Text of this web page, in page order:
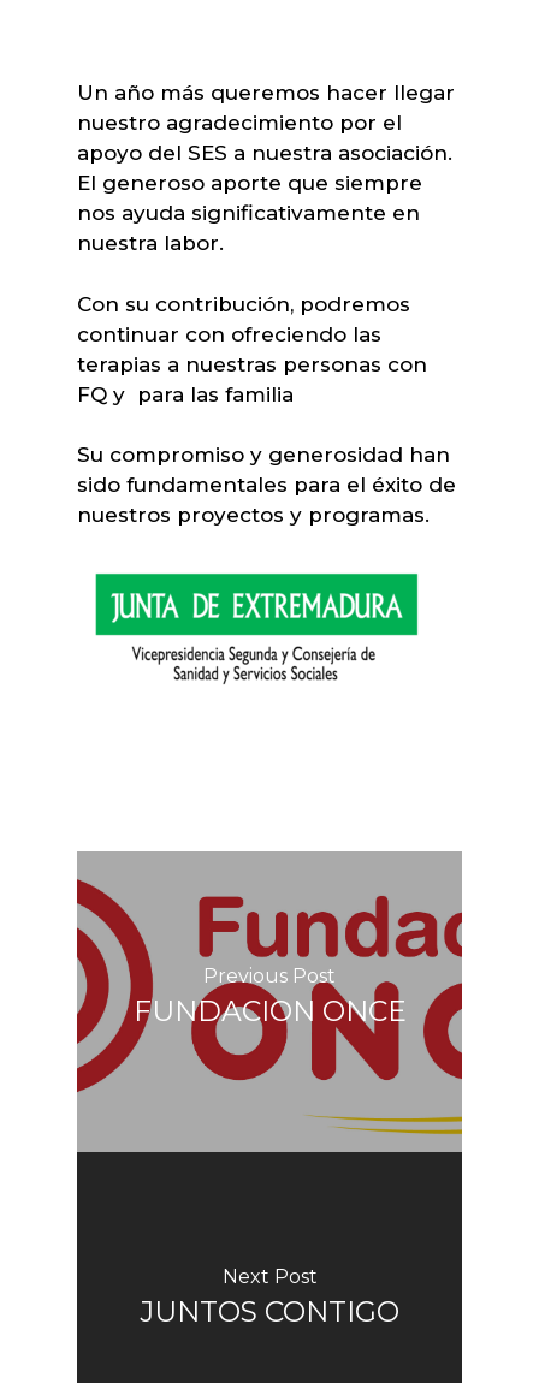
Un año más queremos hacer llegar
nuestro agradecimiento por el
apoyo del SES a nuestra asociación.
El generoso aporte que siempre
nos ayuda significativamente en
nuestra labor.
Con su contribución, podremos
continuar con ofreciendo las
terapias a nuestras personas con
FQ y para las familia
Su compromiso y generosidad han
sido fundamentales para el éxito de
nuestros proyectos y programas.
Previous Post
FUNDACION ONCE
Next Post
JUNTOS CONTIGO